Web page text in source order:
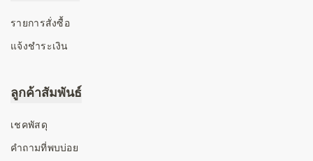
รายการสั่งซื้อ
แจ้งชำระเงิน
ลูกค้าสัมพันธ์
เชคพัสดุ
คำถามที่พบบ่อย